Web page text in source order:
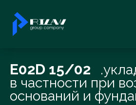
E02D 15/02
в частности при
оснований и